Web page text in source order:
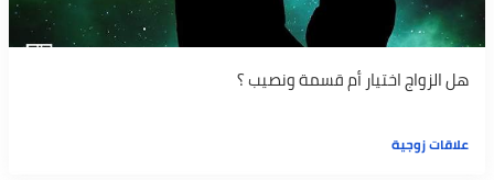
هل الزواج اختيار أم قسمة ونصيب ؟
علاقات زوجية